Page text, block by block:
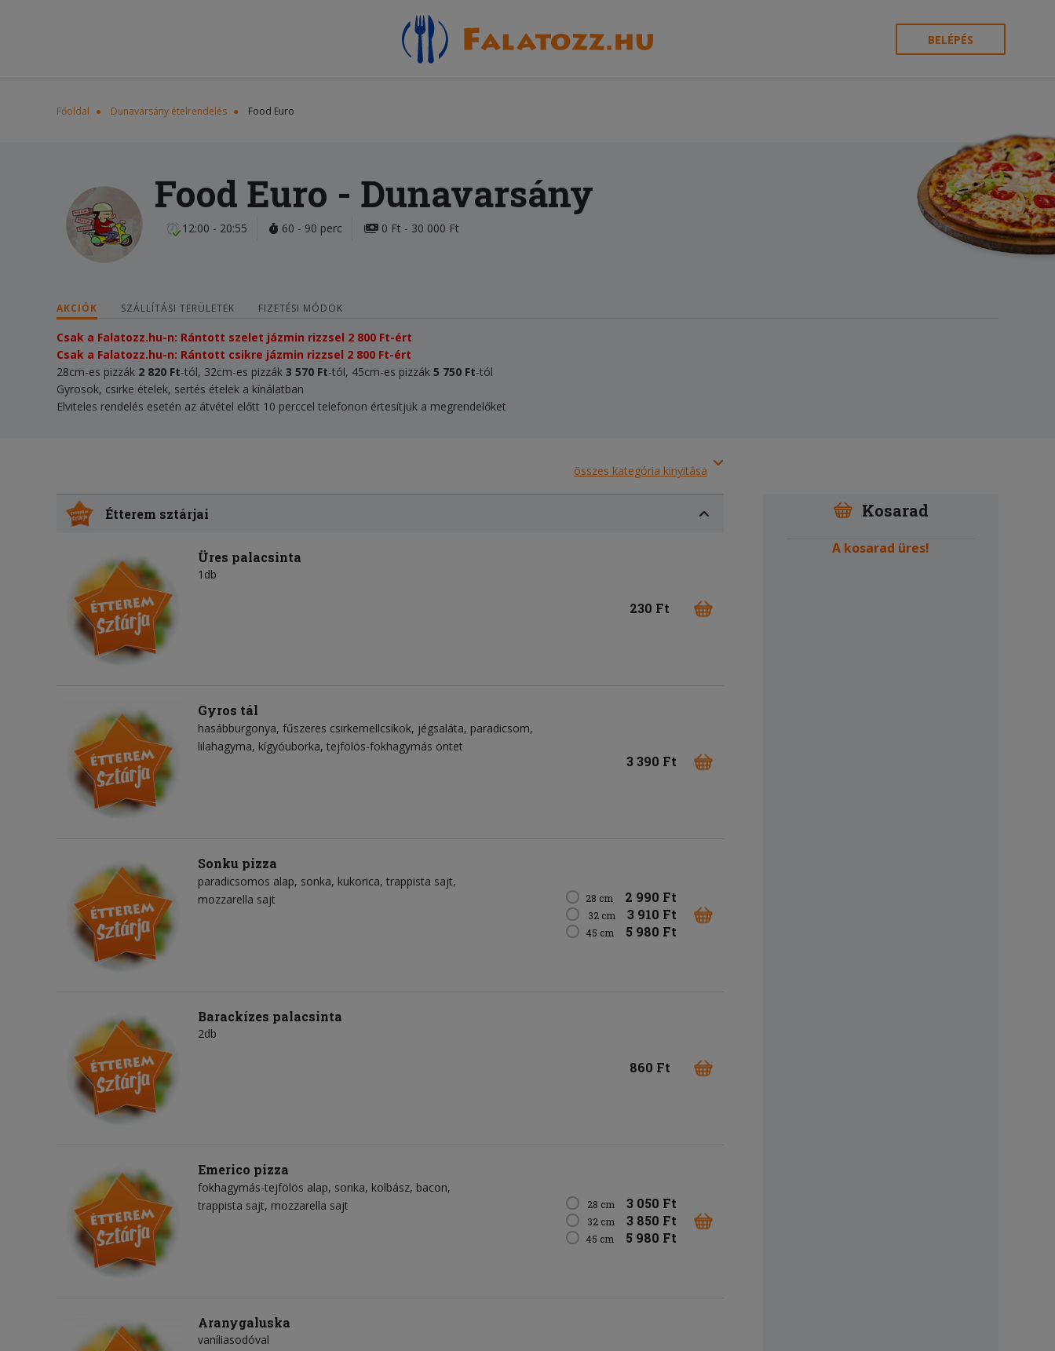
BELÉPÉS
Főoldal Dunavarsány ételrendelés Food Euro
Food Euro - Dunavarsány
12:00 - 20:55 60 - 90 perc 0 Ft - 30 000 Ft
AKCIÓK SZÁLLÍTÁSI TERÜLETEK FIZETÉSI MÓDOK
Csak a Falatozz.hu-n: Rántott szelet jázmin rizzsel 2 800 Ft-ért
Csak a Falatozz.hu-n: Rántott csikre jázmin rizzsel 2 800 Ft-ért
28cm-es pizzák 2 820 Ft-tól, 32cm-es pizzák 3 570 Ft-tól, 45cm-es pizzák 5 750 Ft-tól
Gyrosok, csirke ételek, sertés ételek a kínálatban
Elviteles rendelés esetén az átvétel előtt 10 perccel telefonon értesítjük a megrendelőket
összes kategória kinyitása
Étterem sztárjai
Üres palacsinta
1db
230 Ft
Gyros tál
hasábburgonya fűszeres csirkemellcsíkok jégsaláta paradicsom
lilahagyma kígyóuborka tejfölös-fokhagymás öntet
3 390 Ft
Sonku pizza
paradicsomos alap sonka kukorica trappista sajt
mozzarella sajt
28 cm 2 990 Ft
32 cm 3 910 Ft
45 cm 5 980 Ft
Barackízes palacsinta
2db
860 Ft
Emerico pizza
fokhagymás-tejfölös alap sonka kolbász bacon
trappista sajt mozzarella sajt 28 cm 3 050 Ft
32 cm 3 850 Ft
45 cm 5 980 Ft
Aranygaluska
vaníliasodóval
Kosarad
A kosarad üres!